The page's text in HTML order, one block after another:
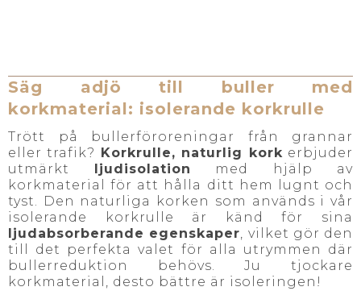
Säg adjö till buller med
korkmaterial: isolerande korkrulle
Trött på bullerföroreningar från grannar
eller trafik? Korkrulle, naturlig korkerbjuder
utmärkt ljudisolation med hjälp av
korkmaterial för att hålla ditt hem lugnt och
tyst. Den naturliga korken som används i vår
isolerande korkrulle är känd för sina
ljudabsorberande egenskaper, vilket gör den
till det perfekta valet för alla utrymmen där
bullerreduktion behövs. Ju tjockare
korkmaterial, desto bättre är isoleringen!